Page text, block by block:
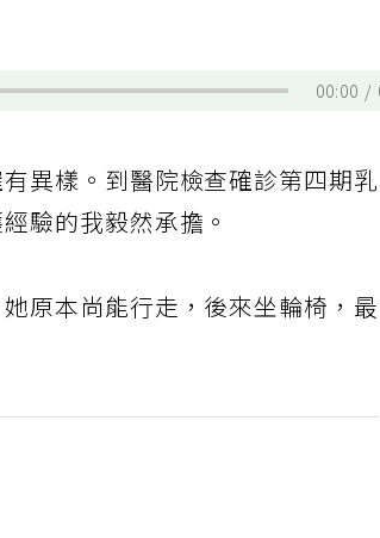
00:00 /
異樣。到醫院檢查確診第四期乳
驗的我毅然承擔。
原本尚能行走，後來坐輪椅，最